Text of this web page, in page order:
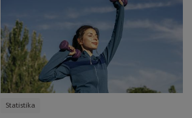
Statistika